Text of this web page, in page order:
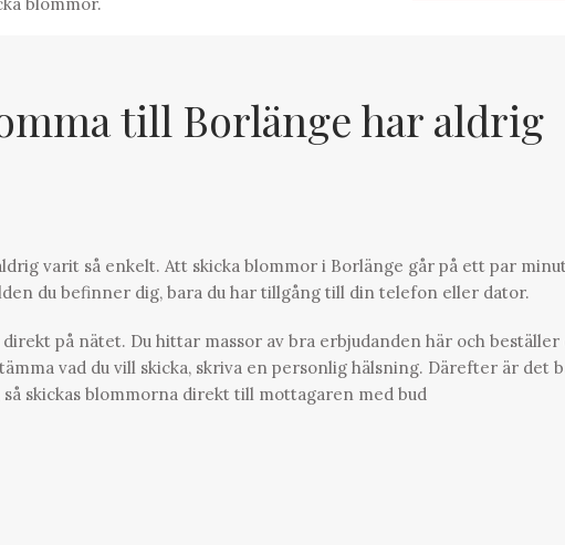
blommor.
till Borlänge har aldrig
varit så enkelt. Att skicka blommor i Borlänge går på ett par
du befinner dig, bara du har tillgång till din telefon eller dator.
på nätet. Du hittar massor av bra erbjudanden här och
vad du vill skicka, skriva en personlig hälsning. Därefter är det
skickas blommorna direkt till mottagaren med bud